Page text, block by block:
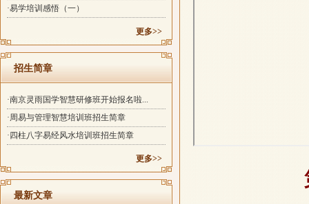
·易学培训感悟（一）
更多>>
招生简章
·南京灵雨国学智慧研修班开始报名啦...
·周易与管理智慧培训班招生简章
·四柱八字易经风水培训班招生简章
更多>>
最新文章